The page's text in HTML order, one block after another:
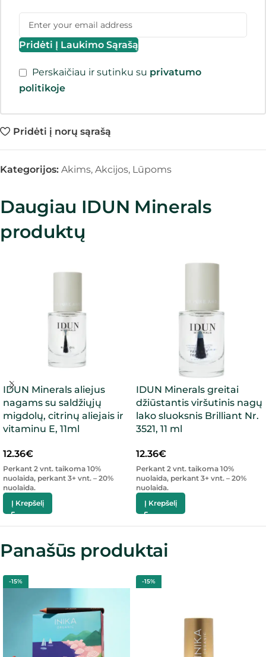
Pridėti Į Laukimo Sąrašą
Perskaičiau ir sutinku su privatumo
politikoje
Pridėti į norų sąrašą
Kategorijos: Akims, Akcijos, Lūpoms
Daugiau IDUN Minerals
produktų
IDUN Minerals aliejus
nagams su saldžiųjų
migdolų, citrinų aliejais ir
vitaminu E, 11ml
12.36€
Perkant 2 vnt. taikoma 10%
nuolaida, perkant 3+ vnt. – 20%
nuolaida.
Į Krepšelį
IDUN Minerals greitai
džiūstantis viršutinis nagų
lako sluoksnis Brilliant Nr.
3521, 11 ml
12.36€
Perkant 2 vnt. taikoma 10%
nuolaida, perkant 3+ vnt. – 20%
nuolaida.
Į Krepšelį
Panašūs produktai
-15% -15%